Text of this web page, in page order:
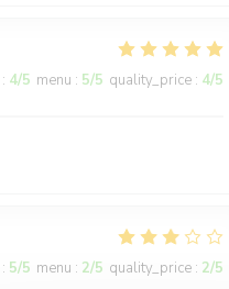
: 4/5 menu : 5/5 quality_price : 4/5
: 5/5 menu : 2/5 quality_price : 2/5